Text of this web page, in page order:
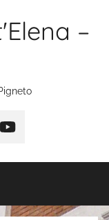
–
Youtube